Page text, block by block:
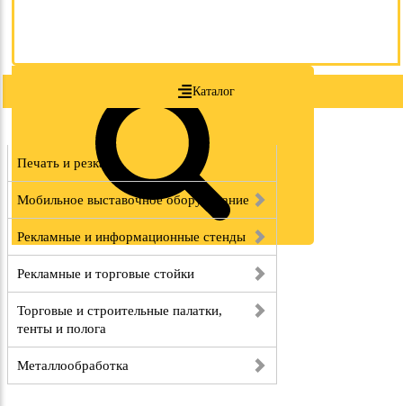
Каталог
Печать и резка
Мобильное выставочное оборудование
Рекламные и информационные стенды
Рекламные и торговые стойки
Торговые и строительные палатки,
тенты и полога
Металлообработка